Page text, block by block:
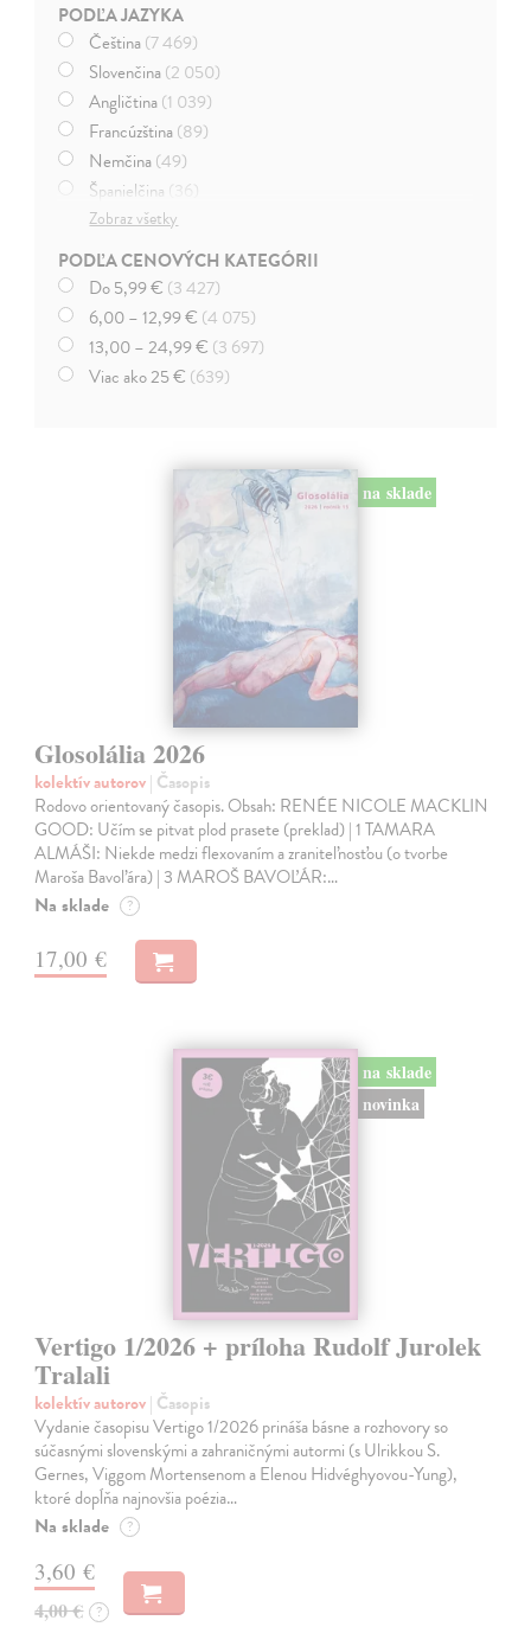
PODĽA JAZYKA
Čeština(7 469)
Slovenčina(2 050)
Angličtina(1 039)
Francúzština(89)
Nemčina(49)
Španielčina (36)
Taliančina(29)
Maďarčina(26)
Ruština(23)
Poľština(14)
Japončina(13)
Čínština
(9)
(1)
Portugalčina(1)
(1)
Zobraz všetky
PODĽA CENOVÝCH KATEGÓRII
Do 5,99 € (3 427)
6,00 – 12,99 € (4 075)
13,00 – 24,99 € (3 697)
Viac ako 25 € (639)
na sklade
Glosolália 2026
kolektív autorov| Časopis
Rodovo orientovaný časopis. Obsah: RENÉE NICOLE MACKLIN
GOOD: Učím se pitvat plod prasete (preklad) | 1 TAMARA
ALMÁŠI: Niekde medzi flexovaním a zraniteľnosťou (o tvorbe
Maroša Bavoľára) | 3 MAROŠ BAVOĽÁR:…
Na sklade ?
17,00 €
na sklade
novinka
Vertigo 1/2026 + príloha Rudolf Jurolek
Tralali
kolektív autorov| Časopis
Vydanie časopisu Vertigo 1/2026 prináša básne a rozhovory so
súčasnými slovenskými a zahraničnými autormi (s Ulrikkou S.
Gernes, Viggom Mortensenom a Elenou Hidvéghyovou-Yung),
ktoré dopĺňa najnovšia poézia…
Na sklade ?
3,60 €
4,00 € ?